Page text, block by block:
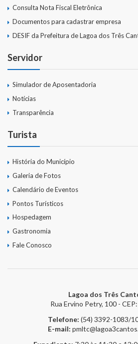
Consulta Nota Fiscal Eletrônica
Documentos para cadastrar empresa
DESIF da Prefeitura de Lagoa dos Três
Servidor
Simulador de Aposentadoria
Notícias
Transparência
Turista
História do Município
Galeria de Fotos
Calendário de Eventos
Pontos Turísticos
Hospedagem
Gastronomia
Fale Conosco
Lagoa dos Três
Rua Ervino Petry, 100 -
Telefone: (54) 3392-1083/
E-mail: